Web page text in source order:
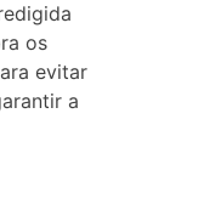
os
evitar
a